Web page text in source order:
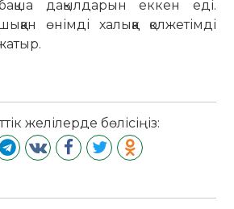
бақша дақылдарын еккен еді.
өнімді халыққа қолжетімді
желілерде бөлісіңіз: